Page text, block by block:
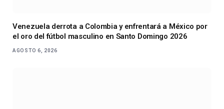
Venezuela derrota a Colombia y enfrentará a México por
el oro del fútbol masculino en Santo Domingo 2026
AGOSTO 6, 2026